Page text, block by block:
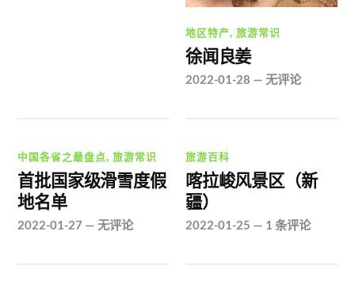
地区特产,旅游常识
徐闻良姜
2022-01-28 —无评论
中国各省之最盘点,旅游常识
首批国家级滑雪度假
地名单
2022-01-27 —无评论
旅游百科
喀拉峻风景区（新
疆）
2022-01-25 — 1 条评论